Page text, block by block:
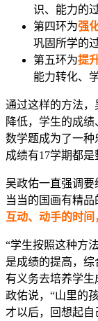
识、能力的过
第四环为强
巩固所学的过
第五环为提
能力转化、
通过这样的方法
降低，学生的成
数学题成为了一
成绩有17学期都是
吴政佑一直强调要
当当的国画有精品
互动、动手的时
“学生按照这种方
是成绩的提高，
有义务去培养学生
政佑说，“山里的
才以后，回想起